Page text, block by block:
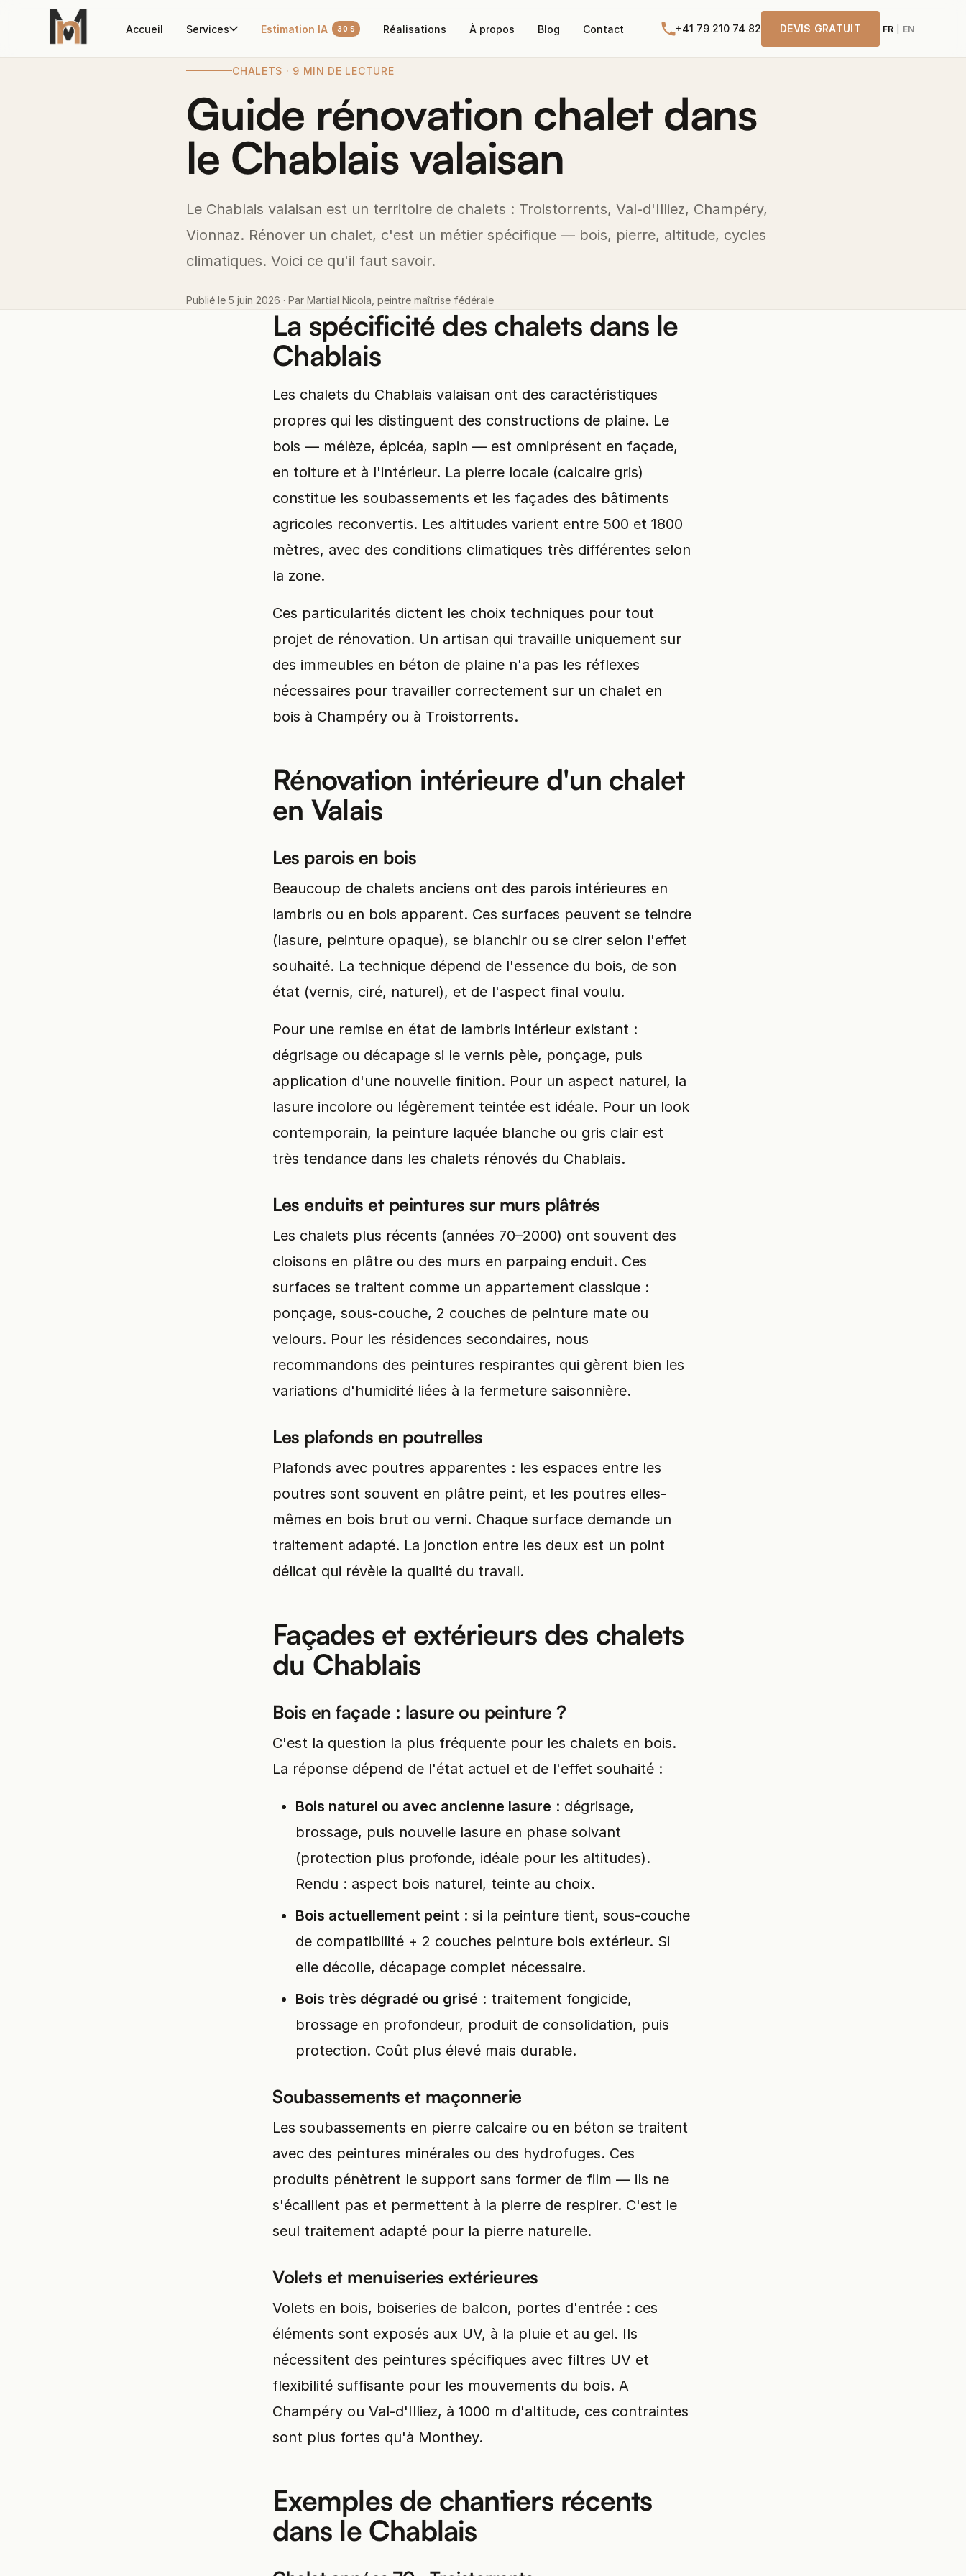
Accueil Services Estimation IA 30 S Réalisations À propos Blog Contact +41 79 210 74 82 DEVIS GRATUIT FR EN
CHALETS · 9 MIN DE LECTURE
Guide rénovation chalet dans
le Chablais valaisan
Le Chablais valaisan est un territoire de chalets : Troistorrents, Val-d'Illiez, Champéry,
Vionnaz. Rénover un chalet, c'est un métier spécifique — bois, pierre, altitude, cycles
climatiques. Voici ce qu'il faut savoir.
Publié le 5 juin 2026 · Par Martial Nicola, peintre maîtrise fédérale
La spécificité des chalets dans le
Chablais
Les chalets du Chablais valaisan ont des caractéristiques
propres qui les distinguent des constructions de plaine. Le
bois — mélèze, épicéa, sapin — est omniprésent en façade,
en toiture et à l'intérieur. La pierre locale (calcaire gris)
constitue les soubassements et les façades des bâtiments
agricoles reconvertis. Les altitudes varient entre 500 et 1800
mètres, avec des conditions climatiques très différentes selon
la zone.
Ces particularités dictent les choix techniques pour tout
projet de rénovation. Un artisan qui travaille uniquement sur
des immeubles en béton de plaine n'a pas les réflexes
nécessaires pour travailler correctement sur un chalet en
bois à Champéry ou à Troistorrents.
Rénovation intérieure d'un chalet
en Valais
Les parois en bois
Beaucoup de chalets anciens ont des parois intérieures en
lambris ou en bois apparent. Ces surfaces peuvent se teindre
(lasure, peinture opaque), se blanchir ou se cirer selon l'effet
souhaité. La technique dépend de l'essence du bois, de son
état (vernis, ciré, naturel), et de l'aspect final voulu.
Pour une remise en état de lambris intérieur existant :
dégrisage ou décapage si le vernis pèle, ponçage, puis
application d'une nouvelle finition. Pour un aspect naturel, la
lasure incolore ou légèrement teintée est idéale. Pour un look
contemporain, la peinture laquée blanche ou gris clair est
très tendance dans les chalets rénovés du Chablais.
Les enduits et peintures sur murs plâtrés
Les chalets plus récents (années 70–2000) ont souvent des
cloisons en plâtre ou des murs en parpaing enduit. Ces
surfaces se traitent comme un appartement classique :
ponçage, sous-couche, 2 couches de peinture mate ou
velours. Pour les résidences secondaires, nous
recommandons des peintures respirantes qui gèrent bien les
variations d'humidité liées à la fermeture saisonnière.
Les plafonds en poutrelles
Plafonds avec poutres apparentes : les espaces entre les
poutres sont souvent en plâtre peint, et les poutres elles-
mêmes en bois brut ou verni. Chaque surface demande un
traitement adapté. La jonction entre les deux est un point
délicat qui révèle la qualité du travail.
Façades et extérieurs des chalets
du Chablais
Bois en façade : lasure ou peinture ?
C'est la question la plus fréquente pour les chalets en bois.
La réponse dépend de l'état actuel et de l'effet souhaité :
Bois naturel ou avec ancienne lasure : dégrisage,
brossage, puis nouvelle lasure en phase solvant
(protection plus profonde, idéale pour les altitudes).
Rendu : aspect bois naturel, teinte au choix.
Bois actuellement peint : si la peinture tient, sous-couche
de compatibilité + 2 couches peinture bois extérieur. Si
elle décolle, décapage complet nécessaire.
Bois très dégradé ou grisé : traitement fongicide,
brossage en profondeur, produit de consolidation, puis
protection. Coût plus élevé mais durable.
Soubassements et maçonnerie
Les soubassements en pierre calcaire ou en béton se traitent
avec des peintures minérales ou des hydrofuges. Ces
produits pénètrent le support sans former de film — ils ne
s'écaillent pas et permettent à la pierre de respirer. C'est le
seul traitement adapté pour la pierre naturelle.
Volets et menuiseries extérieures
Volets en bois, boiseries de balcon, portes d'entrée : ces
éléments sont exposés aux UV, à la pluie et au gel. Ils
nécessitent des peintures spécifiques avec filtres UV et
flexibilité suffisante pour les mouvements du bois. A
Champéry ou Val-d'Illiez, à 1000 m d'altitude, ces contraintes
sont plus fortes qu'à Monthey.
Exemples de chantiers récents
dans le Chablais